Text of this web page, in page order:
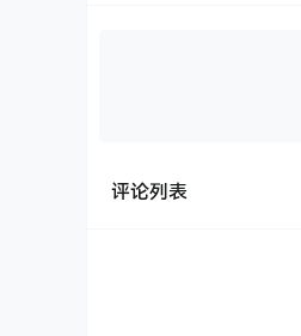
评论列表